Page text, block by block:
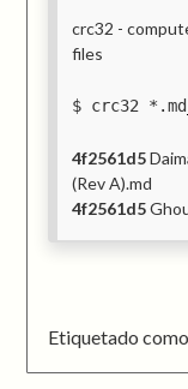
crc32 -
files
crc32 *.md
4f2561d5
(Rev A).md
4f2561d5
Etiquetado como